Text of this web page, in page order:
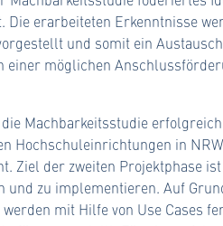
Die erarbeiteten Erkenntnisse
und somit ein
einer möglichen
Machbarkeitsstudie
Hochschuleinrichtungen in
Ziel der zweiten Projektphase
und zu implementieren. Auf
mit Hilfe von Use Cases